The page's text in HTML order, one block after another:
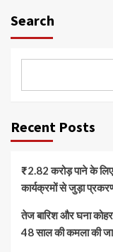
Search
Recent Posts
₹2.82 करोड़ पाने के
कार्यक्रमों से जुड़ा
तेज बारिश और घना
48 साल की कमला की